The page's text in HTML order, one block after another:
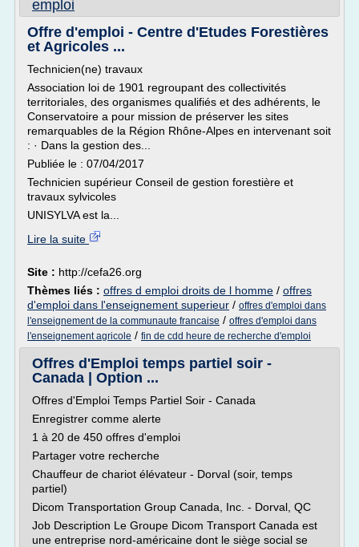
emploi
Offre d'emploi - Centre d'Etudes Forestières
et Agricoles ...
Technicien(ne) travaux
Association loi de 1901 regroupant des collectivités
territoriales, des organismes qualifiés et des adhérents, le
Conservatoire a pour mission de préserver les sites
remarquables de la Région Rhône-Alpes en intervenant soit
: · Dans la gestion des...
Publiée le : 07/04/2017
Technicien supérieur Conseil de gestion forestière et
travaux sylvicoles
UNISYLVA est la...
Lire la suite
Site : http://cefa26.org
Thèmes liés : offres d emploi droits de l homme / offres
d'emploi dans l'enseignement superieur / offres d'emploi dans
l'enseignement de la communaute francaise / offres d'emploi dans
l'enseignement agricole / fin de cdd heure de recherche d'emploi
Offres d'Emploi temps partiel soir -
Canada | Option ...
Offres d'Emploi Temps Partiel Soir - Canada
Enregistrer comme alerte
1 à 20 de 450 offres d'emploi
Partager votre recherche
Chauffeur de chariot élévateur - Dorval (soir, temps
partiel)
Dicom Transportation Group Canada, Inc. - Dorval, QC
Job Description Le Groupe Dicom Transport Canada est
une entreprise nord-américaine dont le siège social se